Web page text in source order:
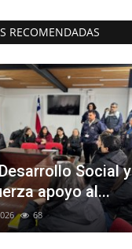
RECOMENDADAS
Social y
apoyo al...
68